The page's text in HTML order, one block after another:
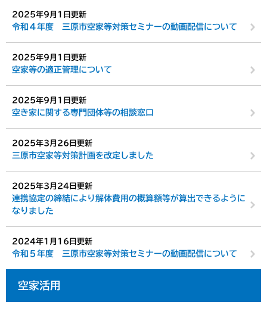
2025年9月1日更新
令和４年度 三原市空家等対策セミナーの動画配信について
2025年9月1日更新
空家等の適正管理について
2025年9月1日更新
空き家に関する専門団体等の相談窓口
2025年3月26日更新
三原市空家等対策計画を改定しました
2025年3月24日更新
連携協定の締結により解体費用の概算額等が算出できるように
なりました
2024年1月16日更新
令和５年度 三原市空家等対策セミナーの動画配信について
空家活用